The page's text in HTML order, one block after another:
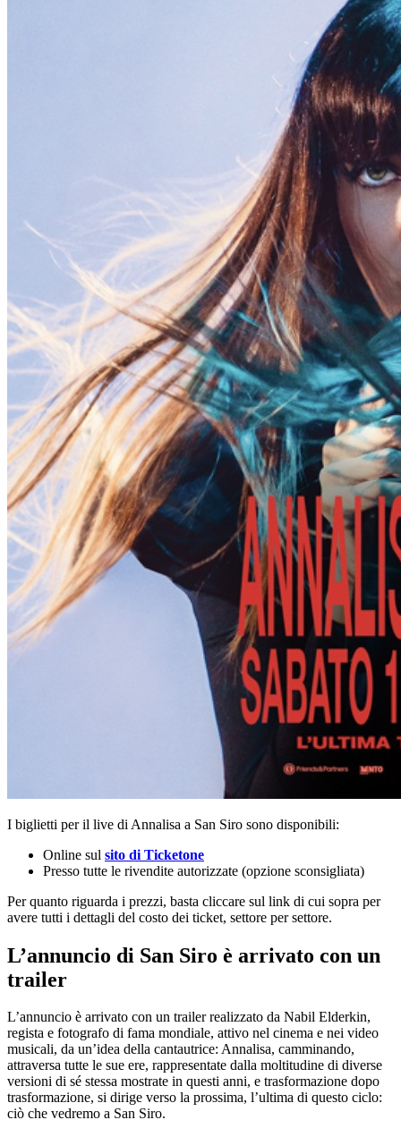
I biglietti per il live di Annalisa a San Siro sono disponibili:
Online sul sito di Ticketone
Presso tutte le rivendite autorizzate (opzione sconsigliata)
Per quanto riguarda i prezzi, basta cliccare sul link di cui sopra per
avere tutti i dettagli del costo dei ticket, settore per settore.
L’annuncio di San Siro è arrivato con un
trailer
L’annuncio è arrivato con un trailer realizzato da Nabil Elderkin,
regista e fotografo di fama mondiale, attivo nel cinema e nei video
musicali, da un’idea della cantautrice: Annalisa, camminando,
attraversa tutte le sue ere, rappresentate dalla moltitudine di diverse
versioni di sé stessa mostrate in questi anni, e trasformazione dopo
trasformazione, si dirige verso la prossima, l’ultima di questo ciclo:
ciò che vedremo a San Siro.